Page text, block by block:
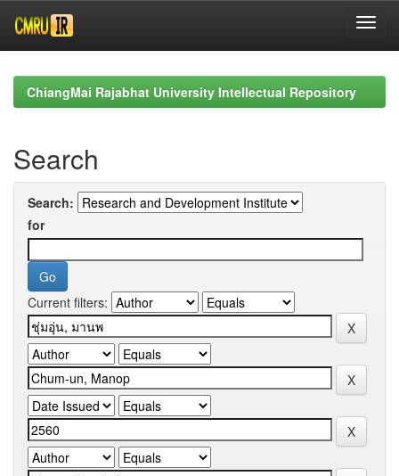
navigationChiangMai Rajabhat University Intellectual Repository
Search
Search:
for
Current filters: